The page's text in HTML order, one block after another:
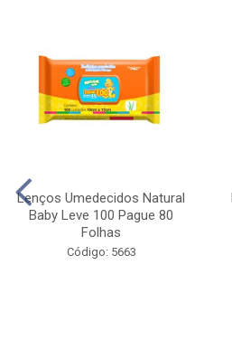
Lenços Umedecidos Natural
Baby Leve 100 Pague 80
Folhas
Código: 5663